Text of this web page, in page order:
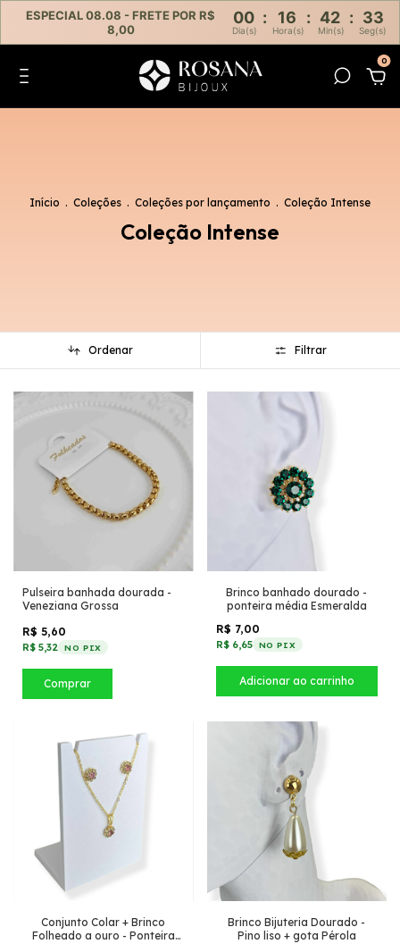
ESPECIAL 08.08 - FRETE POR R$
8,00
00 : 16 : 42 : 32
Dia(s) Hora(s) Min(s) Seg(s)
0
Início . Coleções . Coleções por lançamento . Coleção Intense
Coleção Intense
Ordenar Filtrar
Pulseira banhada dourada -
Veneziana Grossa
R$ 5,60
R$ 5,32 NO PIX
Comprar
Brinco banhado dourado -
ponteira média Esmeralda
R$ 7,00
R$ 6,65 NO PIX
Conjunto Colar + Brinco
Folheado a ouro - Ponteira
Brinco Bijuteria Dourado -
Pino liso + gota Pérola